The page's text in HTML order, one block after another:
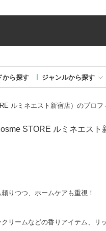
から探す ジャンルから探す
ルミネエスト新宿店）のプロ
STORE ルミネエスト
りつつ、ホームケアも重視！
リームなどの香りアイテム、リ